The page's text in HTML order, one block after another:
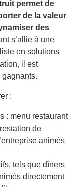
permet de
de la valeur
des
s’allie à une
en solutions
il est
:
: menu restaurant
de
animés
tels que dîners
directement